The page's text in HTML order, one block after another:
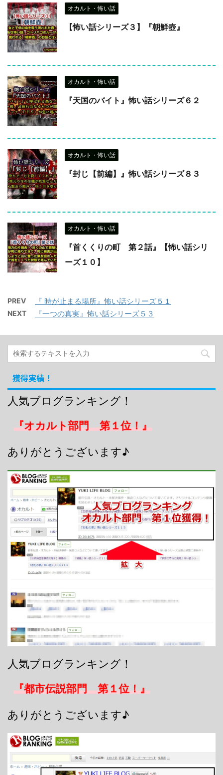
オカルト・怖い話
【怖い話シリーズ３】『朝鮮壺』
オカルト・怖い話
『天国のバイト』怖い話シリーズ６２
オカルト・怖い話
『封じ【前編】』怖い話シリーズ８３
オカルト・怖い話
『首くくりの町 第２話』【怖い話シリ
ーズ１０】
PREV 『 時が止まる場所』怖い話シリーズ５１
NEXT 『一つの真実』怖い話シリーズ５３
獲得実績！
人気ブログランキング！
『オカルト部門 第１位！』
ありがとうございます♪
人気ブログランキング！
『都市伝説部門 第１位！』
ありがとうございます♪